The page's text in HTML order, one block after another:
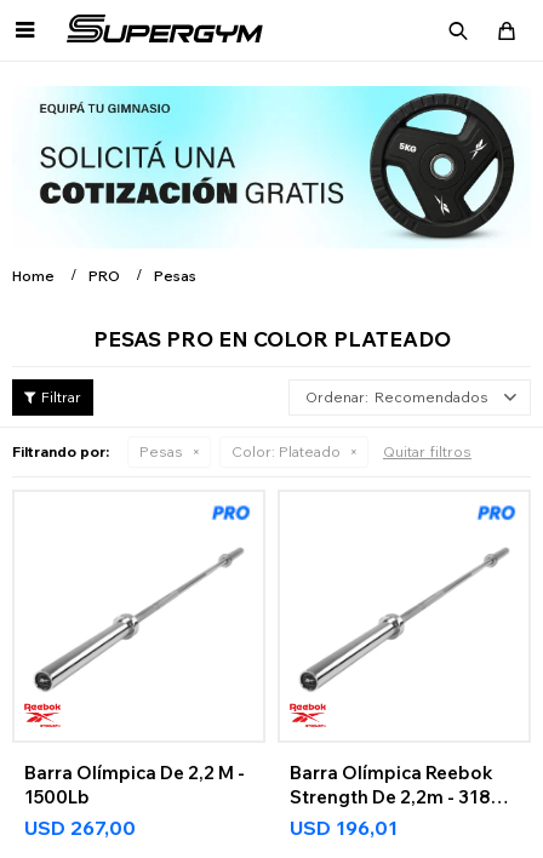

Home PRO Pesas
PESAS PRO EN COLOR PLATEADO
Recomendados
Filtrando por: Pesas Color: Plateado Quitar filtros
Barra Olímpica De 2,2 M -
1500Lb
USD 267,00
Barra Olímpica Reebok
Strength De 2,2m - 318Kg
Reebok Strength
USD 196,01